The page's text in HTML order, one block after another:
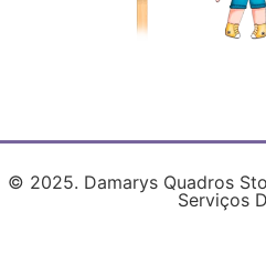
© 2025. Damarys Quadros
Serviços